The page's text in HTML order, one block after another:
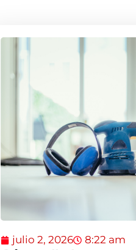
julio 2, 2026 8:22 am